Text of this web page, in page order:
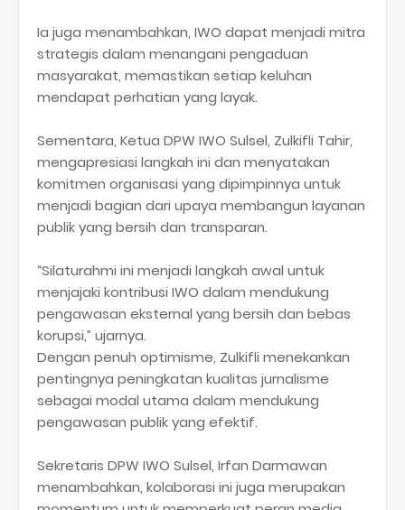
Ia juga menambahkan, IWO dapat menjadi mitra
strategis dalam menangani pengaduan
masyarakat, memastikan setiap keluhan
mendapat perhatian yang layak.
Sementara, Ketua DPW IWO Sulsel, Zulkifli Tahir,
mengapresiasi langkah ini dan menyatakan
komitmen organisasi yang dipimpinnya untuk
menjadi bagian dari upaya membangun layanan
publik yang bersih dan transparan.
“Silaturahmi ini menjadi langkah awal untuk
menjajaki kontribusi IWO dalam mendukung
pengawasan eksternal yang bersih dan bebas
korupsi,” ujarnya.
Dengan penuh optimisme, Zulkifli menekankan
pentingnya peningkatan kualitas jurnalisme
sebagai modal utama dalam mendukung
pengawasan publik yang efektif.
Sekretaris DPW IWO Sulsel, Irfan Darmawan
menambahkan, kolaborasi ini juga merupakan